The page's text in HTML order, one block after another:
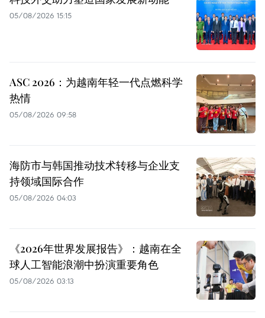
05/08/2026 15:15
ASC 2026：为越南年轻一代点燃科学
热情
05/08/2026 09:58
海防市与韩国推动技术转移与企业支
持领域国际合作
05/08/2026 04:03
《2026年世界发展报告》：越南在全
球人工智能浪潮中扮演重要角色
05/08/2026 03:13